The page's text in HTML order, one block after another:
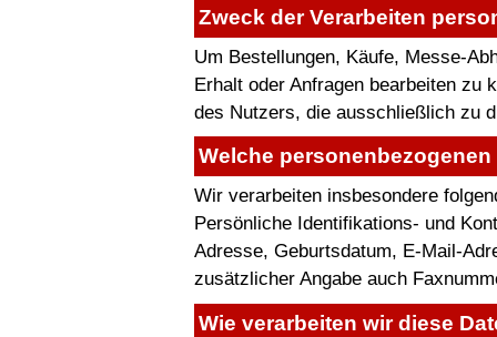
Zweck der Verarbeiten
Um Bestellungen, Käufe, Messe-
Erhalt oder Anfragen bearbeiten zu
des Nutzers, die ausschließlich zu
Welche
Wir verarbeiten insbesondere
Persönliche Identifikations- und
Adresse, Geburtsdatum, E-Mail-
zusätzlicher Angabe auch
Wie verarbeiten wir diese